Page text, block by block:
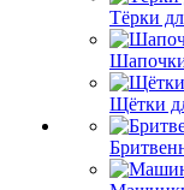
Тёрки
Щётки